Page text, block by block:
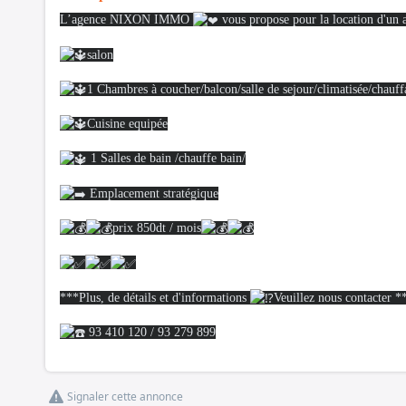
L’agence NIXON IMMO vous propose pour la location d'un
salon
1 Chambres à coucher/balcon/salle de sejour/climatisée/
Cuisine equipée
1 Salles de bain /chauffe bain/
Emplacement stratégique
prix 850dt / mois
***Plus, de détails et d'informations Veuillez nous contacter
93 410 120 / 93 279 899
Signaler cette annonce